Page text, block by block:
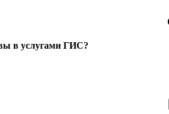
в услугами ГИС?